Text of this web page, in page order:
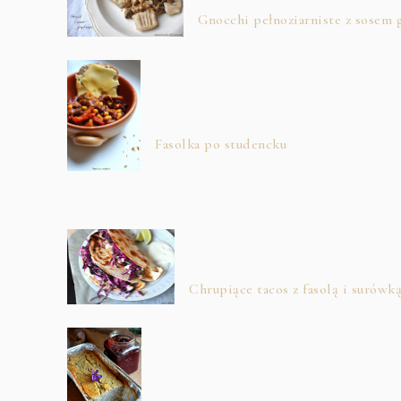
Gnocchi pełnoziarniste z sosem
Fasolka po studencku
Chrupiące tacos z fasolą i